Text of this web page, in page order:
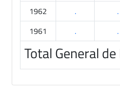
1962
. .
1961
. .
Total General